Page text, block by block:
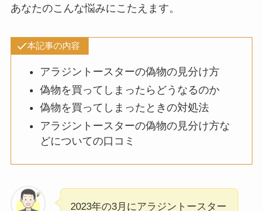
あなたのこんな悩みにこたえます。
本記事の内容
アラジントースターの偽物の見分け方
偽物を買ってしまったらどうなるのか
偽物を買ってしまったときの対処法
アラジントースターの偽物の見分け方な
どについての口コミ
2023年の3月にアラジントースター